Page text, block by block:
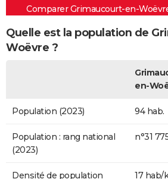
Comparer Grimaucourt-en-
Quelle est la population de
Woëvre ?
en-
Population (2023) 94 hab.
Population : rang national
(2023)
n°31
Densité de population
17 hab/